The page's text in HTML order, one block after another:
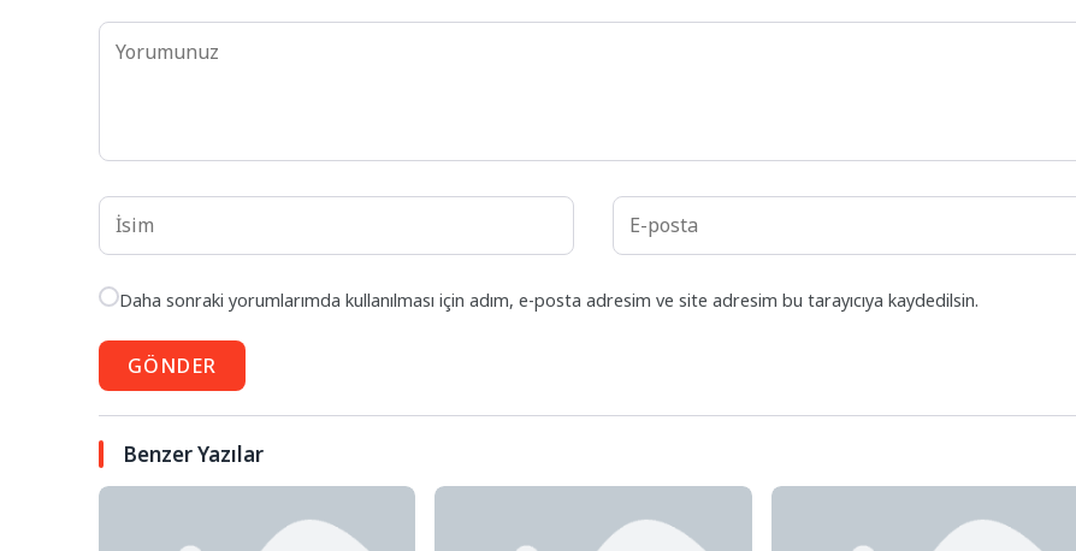
Daha sonraki yorumlarımda kullanılması için adım, e-posta adresim ve site adresim bu tarayıcıya kaydedilsin.
GÖNDER
Benzer Yazılar